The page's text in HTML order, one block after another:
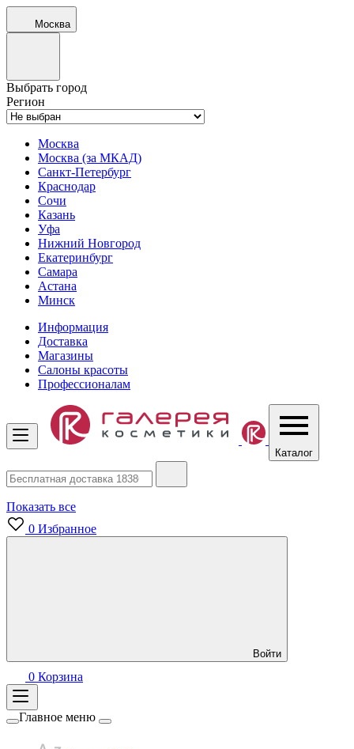
Москва
Выбрать город
Регион
Москва
Москва (за МКАД)
Санкт-Петербург
Краснодар
Сочи
Казань
Уфа
Нижний Новгород
Екатеринбург
Самара
Астана
Минск
Информация
Доставка
Магазины
Салоны красоты
Профессионалам
Каталог
Показать все
0 Избранное
Войти
0 Корзина
Главное меню